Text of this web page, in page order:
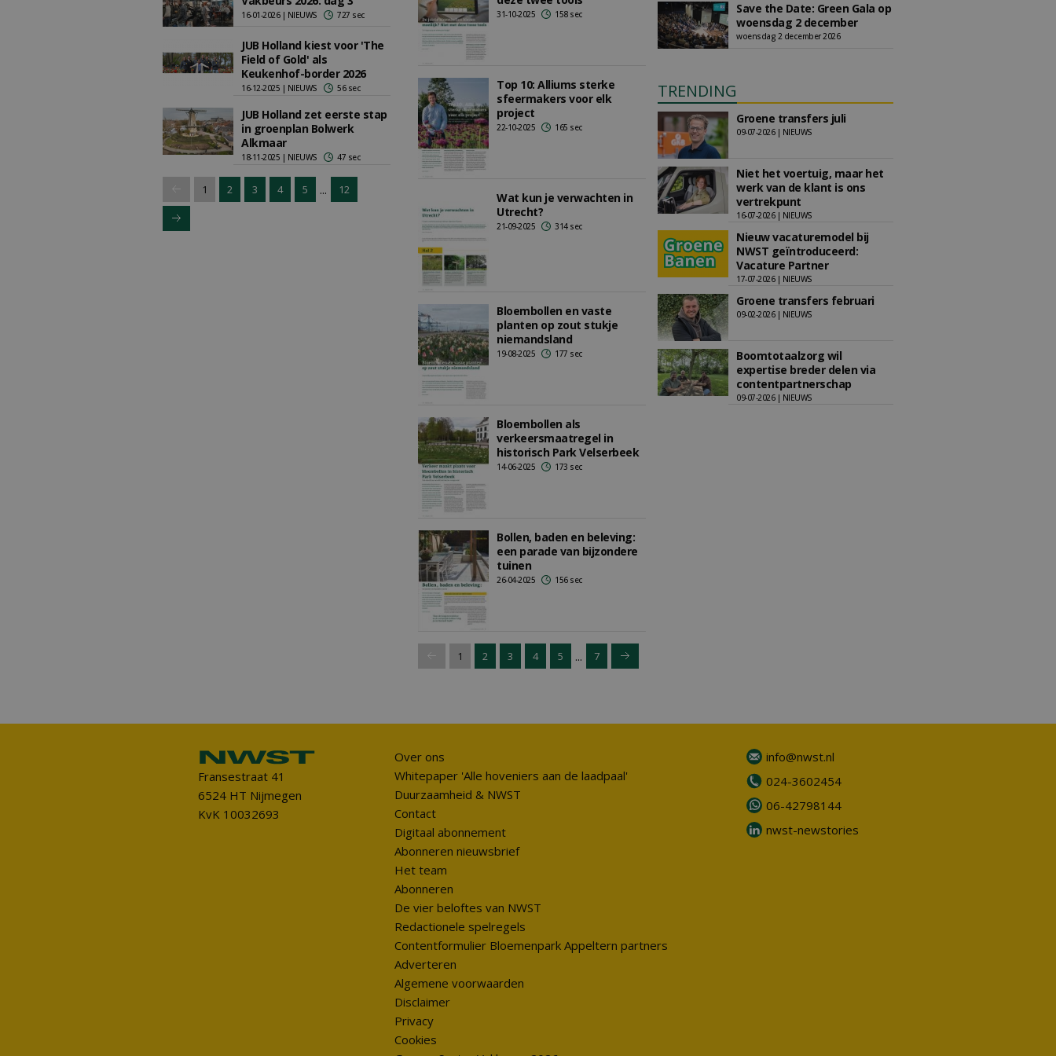
16-01-2026 | NIEUWS 727 sec
JUB Holland kiest voor 'The
Field of Gold' als
Keukenhof-border 2026
16-12-2025 | NIEUWS 56 sec
JUB Holland zet eerste stap
in groenplan Bolwerk
Alkmaar
18-11-2025 | NIEUWS 47 sec
1 2 3 4 5 ... 12
31-10-2025 158 sec
Top 10: Alliums sterke
sfeermakers voor elk
project
22-10-2025 165 sec
Wat kun je verwachten in
Utrecht?
21-09-2025 314 sec
Bloembollen en vaste
planten op zout stukje
niemandsland
19-08-2025 177 sec
Bloembollen als
verkeersmaatregel in
historisch Park Velserbeek
14-06-2025 173 sec
Bollen, baden en beleving:
een parade van bijzondere
tuinen
26-04-2025 156 sec
1 2 3 4 5 ... 7
Save the Date: Green Gala op
woensdag 2 december
woensdag 2 december 2026
TRENDING
Groene transfers juli
09-07-2026 | NIEUWS
Niet het voertuig, maar het
werk van de klant is ons
vertrekpunt
16-07-2026 | NIEUWS
Nieuw vacaturemodel bij
NWST geïntroduceerd:
Vacature Partner
17-07-2026 | NIEUWS
Groene transfers februari
09-02-2026 | NIEUWS
Boomtotaalzorg wil
expertise breder delen via
contentpartnerschap
09-07-2026 | NIEUWS
Fransestraat 41
6524 HT Nijmegen
KvK 10032693
Over ons
Whitepaper 'Alle hoveniers aan de laadpaal'
Duurzaamheid & NWST
Contact
Digitaal abonnement
Abonneren nieuwsbrief
Het team
Abonneren
De vier beloftes van NWST
Redactionele spelregels
Contentformulier Bloemenpark Appeltern partners
Adverteren
Algemene voorwaarden
Disclaimer
Privacy
Cookies
info@nwst.nl
024-3602454
06-42798144
nwst-newstories